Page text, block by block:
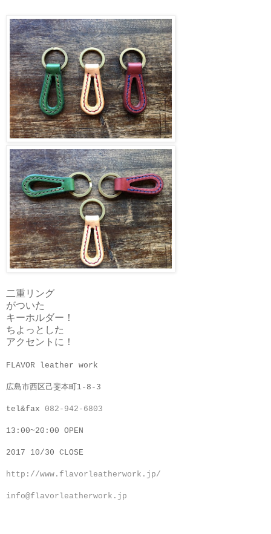
二重リング
がついた
キーホルダー！
ちよっとした
アクセントに！
FLAVOR leather work
広島市西区己斐本町1-8-3
tel&fax 082-942-6803
13:00~20:00 OPEN
2017 10/30 CLOSE
http://www.flavorleatherwork.jp/
info@flavorleatherwork.jp